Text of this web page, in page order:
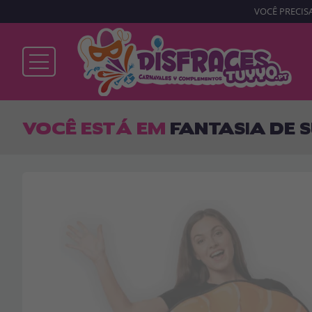
Já sou cliente
VOCÊ
VOCÊ ESTÁ EM FANTASIA DE